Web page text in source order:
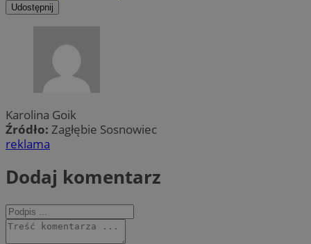
Udostępnij
Karolina Goik
Źródło: Zagłębie Sosnowiec
reklama
Dodaj komentarz